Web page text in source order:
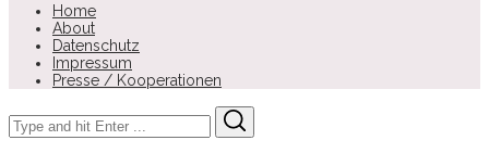
Home
About
Datenschutz
Impressum
Presse / Kooperationen
Search
for: